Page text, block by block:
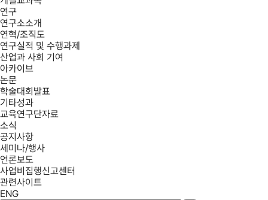
연구
연구소소개
연혁/조직도
연구실적 및 수행과제
산업과 사회 기여
아카이브
논문
학술대회발표
기타성과
교육연구단자료
소식
공지사항
세미나/행사
언론보도
사업비집행신고센터
관련사이트
ENG